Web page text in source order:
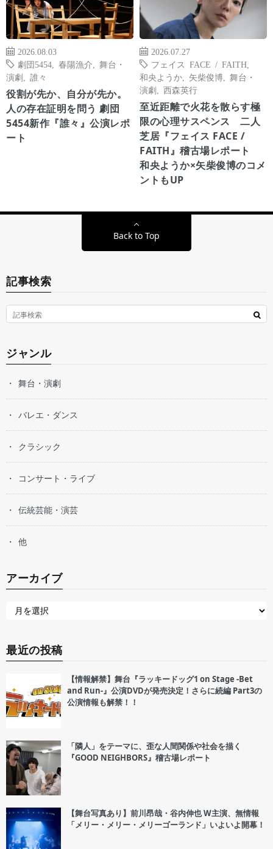
2026.08.03
劇団5454
春陽漁介
舞台・
演劇
誰々
役割が先か、自分が先か。
人の存在証明を問う 劇団
5454新作『誰々』公演レポ
ート
2026.07.27
フェイス FACE / FAITH
和央ようか
矢柴俊博
舞台・
演劇
西森英行
至近距離で火花を散らす極
限の心理サスペンス 二人
芝居『フェイス FACE /
FAITH』稽古場レポート
和央ようか×矢柴俊博のコメ
ントもUP
Back to Top
記事検索
ジャンル
舞台・演劇
バレエ・ダンス
クラシック
コンサート・ライブ
伝統芸能・演芸
他
アーカイブ
最近の投稿
【情報解禁】舞台『ラッキードッグ1 on Stage -Bet
and Run-』公演DVDが発売決定！さらに続編 Part3の
公演情報も解禁！！
「隣人」をテーマに、歪な人間関係や社会を描く
『GOOD NEIGHBORS』稽古場レポート
【舞台写真あり】前川昂哉・谷内伸也 W主演、無情報
「メリー・メリー・メリーゴーランド」いよいよ開幕！